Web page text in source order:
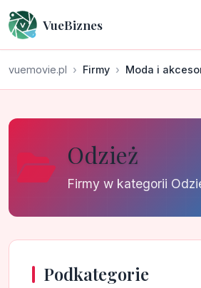
VueBiznes
vuemovie.pl Firmy Moda i
Odzież
Firmy w kategorii
Podkategorie